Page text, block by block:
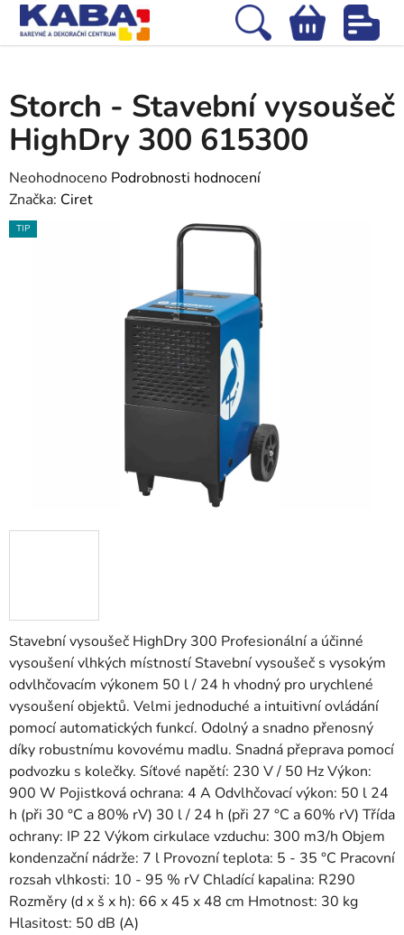
Přejít
obsah
Hledat
NÁKUPNÍ
Stavební vysoušeč HighDry 300 Profesionální a účinné
vysoušení vlhkých místností Stavební vysoušeč s vysokým
odvlhčovacím výkonem 50 l / 24 h vhodný pro urychlené
vysoušení objektů. Velmi jednoduché a intuitivní ovládání
pomocí automatických funkcí. Odolný a snadno přenosný
díky robustnímu kovovému madlu. Snadná přeprava pomocí
podvozku s kolečky. Síťové napětí: 230 V / 50 Hz Výkon:
900 W Pojistková ochrana: 4 A Odvlhčovací výkon: 50 l 24
h (při 30 °C a 80% rV) 30 l / 24 h (při 27 °C a 60% rV) Třída
ochrany: IP 22 Výkom cirkulace vzduchu: 300 m3/h Objem
kondenzační nádrže: 7 l Provozní teplota: 5 - 35 °C Pracovní
rozsah vlhkosti: 10 - 95 % rV Chladící kapalina: R290
Rozměry (d x š x h): 66 x 45 x 48 cm Hmotnost: 30 kg
Hlasitost: 50 dB (A)
Storch - Stavební vysoušeč
HighDry 300 615300
Průměrné
hodnocení
produktu
je
Neohodnoceno Podrobnosti hodnocení
Značka: Ciret
TIP